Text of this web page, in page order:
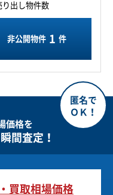
り出し物件数
非公開物件 1 件
価格を
間査定！
買取相場価格